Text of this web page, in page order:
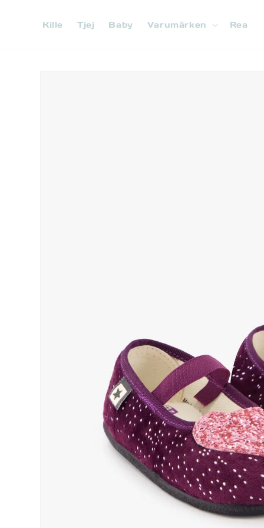
innehåll
Kille Tjej Baby Varumärken Rea